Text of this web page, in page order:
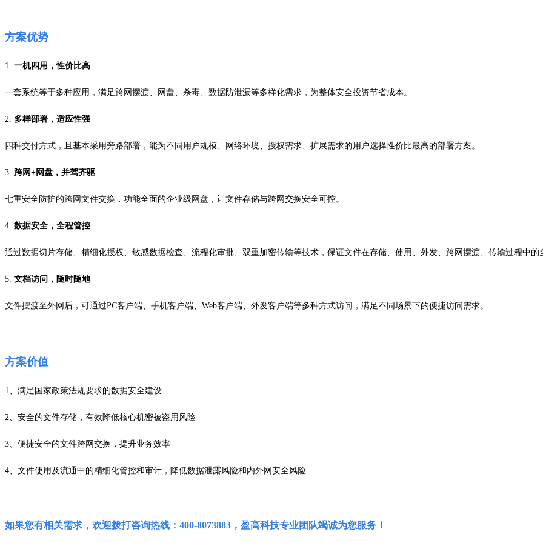
方案优势
1. 一机四用，性价比高
一套系统等于多种应用，满足跨网摆渡、网盘、杀毒、数据防泄漏等多样化需求，为整体安全投资节省成本。
2. 多样部署，适应性强
四种交付方式，且基本采用旁路部署，能为不同用户规模、网络环境、授权需求、扩展需求的用户选择性价比最高的部署方案。
3. 跨网+网盘，并驾齐驱
七重安全防护的跨网文件交换，功能全面的企业级网盘，让文件存储与跨网交换安全可控。
4. 数据安全，全程管控
通过数据切片存储、精细化授权、敏感数据检查、流程化审批、双重加密传输等技术，保证文件在存储、使用、外发、跨网摆渡、传输过程中的
5. 文档访问，随时随地
文件摆渡至外网后，可通过PC客户端、手机客户端、 Web客户端、外发客户端等多种方式访问，满足不同场景下的便捷访问需求。
方案价值
1、满足国家政策法规要求的数据安全建设
2、安全的文件存储，有效降低核心机密被盗用风险
3、便捷安全的文件跨网交换，提升业务效率
4、文件使用及流通中的精细化管控和审计，降低数据泄露风险和内外网安全风险
如果您有相关需求，欢迎拨打咨询热线：400-8073883，盈高科技专业团队竭诚为您服务！